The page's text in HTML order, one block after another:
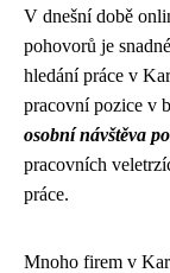
V dnešní době
pohovorů je
hledání práce v
pracovní pozice v
osobní návštěva
pracovních
práce.
Mnoho firem v